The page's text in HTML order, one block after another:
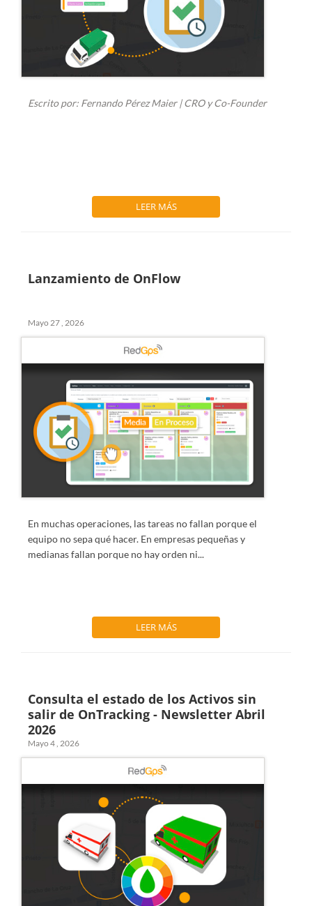
Escrito por: Fernando Pérez Maier | CRO y Co-Founder
LEER MÁS
Lanzamiento de OnFlow
Mayo 27 , 2026
En muchas operaciones, las tareas no fallan porque el
equipo no sepa qué hacer. En empresas pequeñas y
medianas fallan porque no hay orden ni...
LEER MÁS
Consulta el estado de los Activos sin
salir de OnTracking - Newsletter Abril
2026
Mayo 4 , 2026